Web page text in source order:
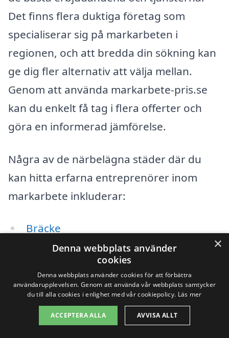
Det finns flera duktiga företag som
specialiserar sig på markarbeten i
regionen, och att bredda din sökning kan
ge dig fler alternativ att välja mellan.
Genom att använda markarbete-pris.se
kan du enkelt få tag i flera offerter och
göra en informerad jämförelse.
Några av de närbelägna städer där du
kan hitta erfarna entreprenörer inom
markarbete inkluderar:
Bräcke
Krokom
Sveg
Östersund
Lift
×
Denna webbplats använder
cookies
Denna webbplats använder cookies för att förbättra
användarupplevelsen. Genom att använda vår webbplats samtycker
du till alla cookies i enlighet med vår cookiepolicy. Läs mer
ACCEPTERA ALLA AVVISA ALLT